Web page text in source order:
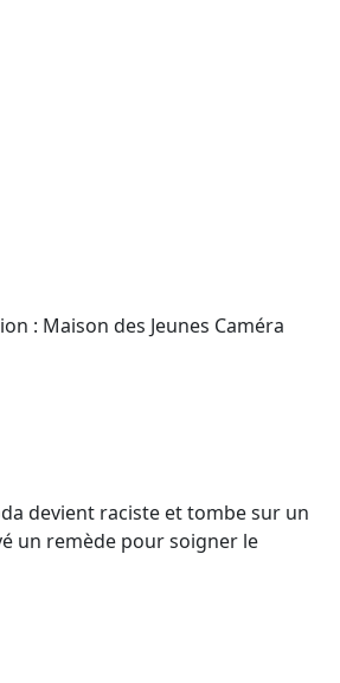
: Maison des Jeunes Caméra
devient raciste et tombe sur un
un remède pour soigner le